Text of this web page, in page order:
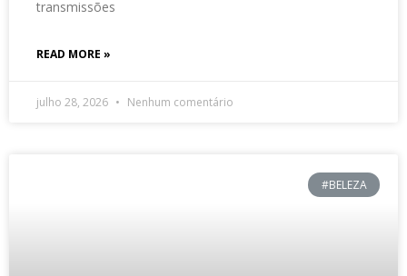
transmissões
READ MORE »
julho 28, 2026 Nenhum comentário
#BELEZA